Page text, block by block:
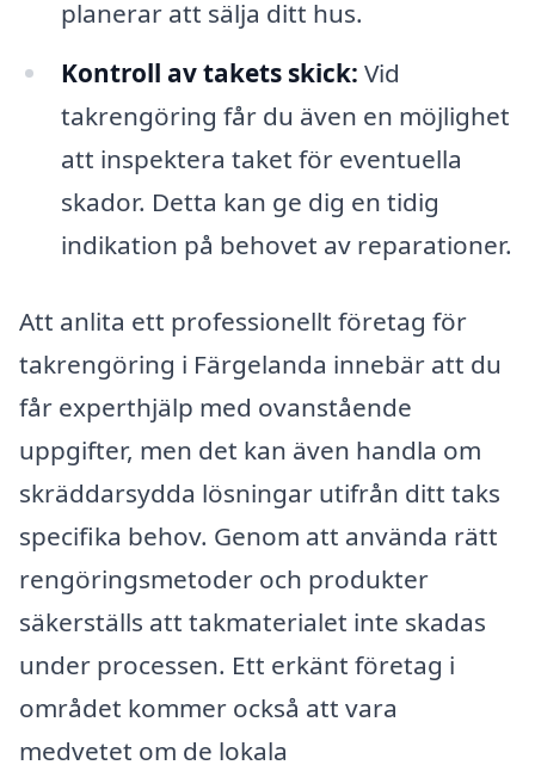
planerar att sälja ditt hus.
Kontroll av takets skick: Vid
takrengöring får du även en möjlighet
att inspektera taket för eventuella
skador. Detta kan ge dig en tidig
indikation på behovet av reparationer.
Att anlita ett professionellt företag för
takrengöring i Färgelanda innebär att du
får experthjälp med ovanstående
uppgifter, men det kan även handla om
skräddarsydda lösningar utifrån ditt taks
specifika behov. Genom att använda rätt
rengöringsmetoder och produkter
säkerställs att takmaterialet inte skadas
under processen. Ett erkänt företag i
området kommer också att vara
medvetet om de lokala